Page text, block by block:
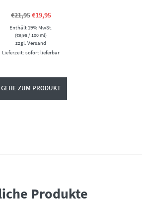
€21,95Ursprünglicher
Preis
war:
€21,95
€19,95Aktueller
ist:
Enthält 19% MwSt.
(€9,98/ 100 ml)
zzgl.Versand
Lieferzeit: sofort lieferbar
GEHE ZUM PRODUKT
Produkte